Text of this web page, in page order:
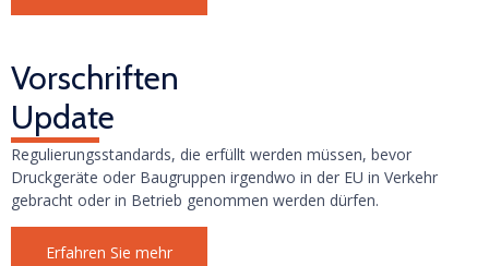
Vorschriften
Update
Regulierungsstandards, die erfüllt werden müssen, bevor
Druckgeräte oder Baugruppen irgendwo in der EU in Verkehr
gebracht oder in Betrieb genommen werden dürfen.
Erfahren Sie mehr